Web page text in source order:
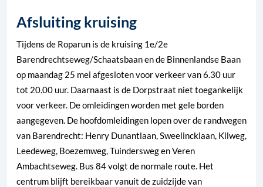
Afsluiting kruising
Tijdens de Roparun is de kruising 1e/2e
Barendrechtseweg/Schaatsbaan en de Binnenlandse Baan
op maandag 25 mei afgesloten voor verkeer van 6.30 uur
tot 20.00 uur. Daarnaast is de Dorpstraat niet toegankelijk
voor verkeer. De omleidingen worden met gele borden
aangegeven. De hoofdomleidingen lopen over de randwegen
van Barendrecht: Henry Dunantlaan, Sweelincklaan, Kilweg,
Leedeweg, Boezemweg, Tuindersweg en Veren
Ambachtseweg. Bus 84 volgt de normale route. Het
centrum blijft bereikbaar vanuit de zuidzijde van